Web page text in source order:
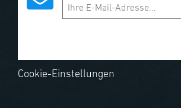
Cookie-Einstellungen